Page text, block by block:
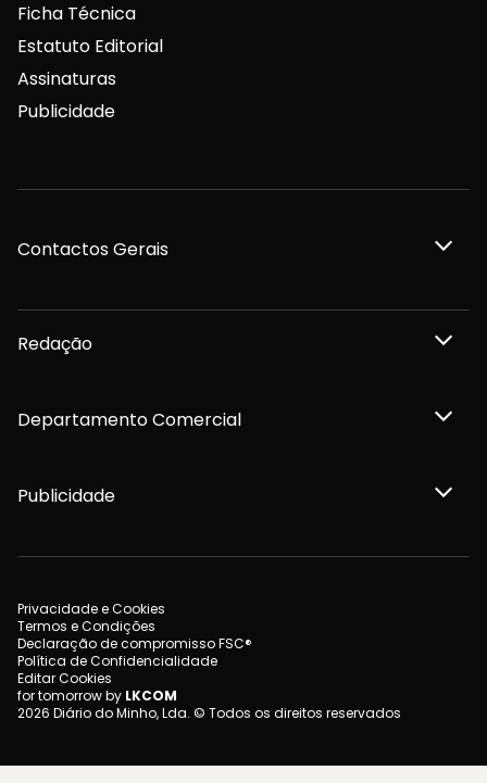
Ficha Técnica
Estatuto Editorial
Assinaturas
Publicidade
Contactos Gerais
Redação
Departamento Comercial
Publicidade
Privacidade e Cookies
Termos e Condições
Declaração de compromisso FSC®
Política de Confidencialidade
Editar Cookies
for tomorrow by LKCOM
2026 Diário do Minho, Lda. © Todos os direitos reservados